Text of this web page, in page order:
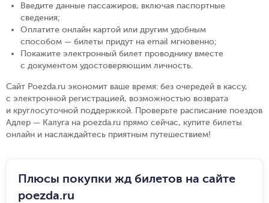
Введите данные пассажиров, включая паспортные
сведения;
Оплатите онлайн картой или другим удобным
способом — билеты придут на email мгновенно;
Покажите электронный билет проводнику вместе
с документом удостоверяющим личность.
Сайт Poezda.ru экономит ваше время: без очередей в кассу,
с электронной регистрацией, возможностью возврата
и круглосуточной поддержкой. Проверьте расписание поездов
Адлер — Калуга на poezda.ru прямо сейчас, купите билеты
онлайн и наслаждайтесь приятным путешествием!
Плюсы покупки жд билетов на сайте
poezda.ru